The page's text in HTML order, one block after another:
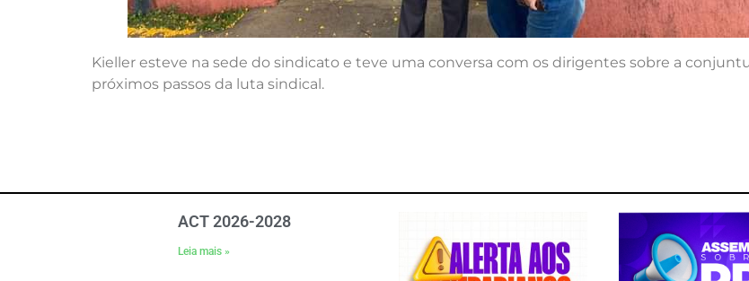
Kieller esteve na sede do sindicato e teve uma conversa com os dirigentes sobre a
próximos passos da luta sindical.
ACT 2026-2028
Leia mais »